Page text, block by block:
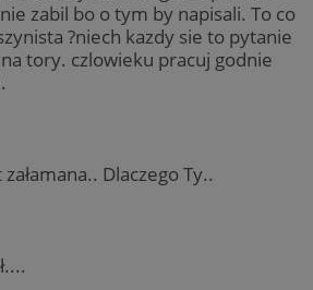
zabil bo o tym by napisali. To co
?niech kazdy sie to pytanie
tory. czlowieku pracuj godnie
Dlaczego Ty..